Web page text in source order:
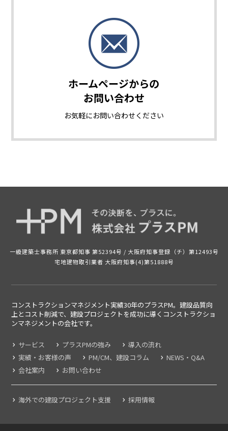
ホームページからの
お問い合わせ
お気軽にお問い合わせください
一級建築士事務所 東京都知事 第52394号 / 大阪府知事登録（チ）第12493号
宅地建物取引業者 大阪府知事(4)第51888号
コンストラクションマネジメント実績30年のプラスPM。建設品質向
上とコスト削減で、建設プロジェクトを成功に導くコンストラクショ
ンマネジメントの会社です。
サービス プラスPMの強み
導入の流れ
実績・お客様の声
PM/CM、建設コラム
NEWS・Q&A
会社案内
お問い合わせ
海外での建設プロジェクト支援 採用情報